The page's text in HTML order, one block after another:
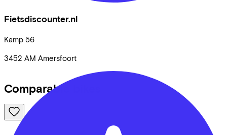
Fietsdiscounter.nl
Kamp 56
3452 AM Amersfoort
Comparable bikes